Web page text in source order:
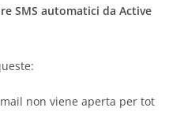
SMS automatici da Active
non viene aperta per tot